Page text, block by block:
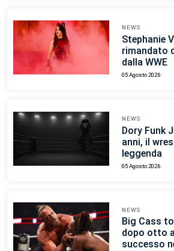
NEWS
Stephanie
rimandato
dalla WWE
05 Agosto 2026
NEWS
Dory Funk
anni, il
leggenda
05 Agosto 2026
NEWS
Big Cass
dopo otto
successo